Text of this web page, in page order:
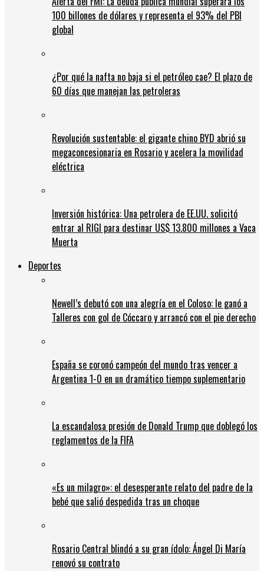
100 billones de dólares y representa el 93% del PBI
global
¿Por qué la nafta no baja si el petróleo cae? El plazo de
60 días que manejan las petroleras
Revolución sustentable: el gigante chino BYD abrió su
megaconcesionaria en Rosario y acelera la movilidad
eléctrica
Inversión histórica: Una petrolera de EE.UU. solicitó
entrar al RIGI para destinar US$ 13.800 millones a Vaca
Muerta
Deportes
Newell’s debutó con una alegría en el Coloso: le ganó a
Talleres con gol de Cóccaro y arrancó con el pie derecho
España se coronó campeón del mundo tras vencer a
Argentina 1-0 en un dramático tiempo suplementario
La escandalosa presión de Donald Trump que doblegó los
reglamentos de la FIFA
«Es un milagro»: el desesperante relato del padre de la
bebé que salió despedida tras un choque
Rosario Central blindó a su gran ídolo: Ángel Di María
renovó su contrato